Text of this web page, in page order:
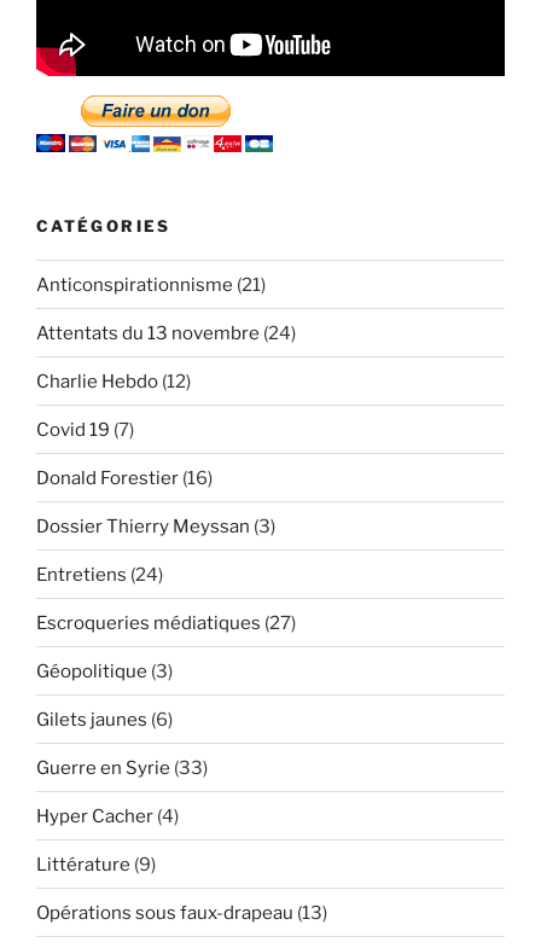
CATÉGORIES
Anticonspirationnisme (21)
Attentats du 13 novembre (24)
Charlie Hebdo (12)
Covid 19 (7)
Donald Forestier (16)
Dossier Thierry Meyssan (3)
Entretiens (24)
Escroqueries médiatiques (27)
Géopolitique (3)
Gilets jaunes (6)
Guerre en Syrie (33)
Hyper Cacher (4)
Littérature (9)
Opérations sous faux-drapeau (13)